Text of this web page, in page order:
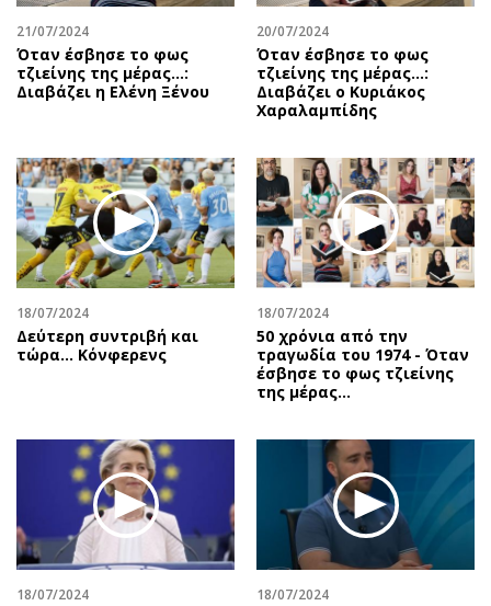
Πολιτισμός
Σινεμά
Θέατρο-Χορός
Μουσική
Βιβλίο
Χειρόγραφα
Εκπομπές
Wine routes
Podcasts
Uncut
Προσωπικότητες στην ''Κ''
Επιστολές
21/07/2024
Όταν έσβησε το φως
τζιείνης της μέρας…:
Διαβάζει η Ελένη Ξένου
20/07/2024
Όταν έσβησε το φως
τζιείνης της μέρας…:
Διαβάζει ο Κυριάκος
Χαραλαμπίδης
18/07/2024
Δεύτερη συντριβή και
τώρα... Κόνφερενς
18/07/2024
50 χρόνια από την
τραγωδία του 1974 - Όταν
έσβησε το φως τζιείνης
της μέρας…
18/07/2024 18/07/2024